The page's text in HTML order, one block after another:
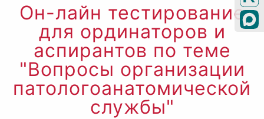
Он-лайн тестирование
для ординаторов и
аспирантов по теме
"Вопросы организации
патологоанатомической
службы"